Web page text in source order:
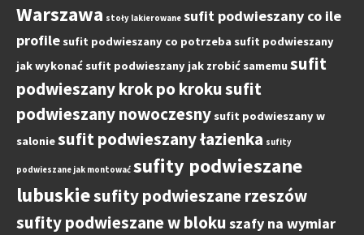
Warszawa stoły lakierowane sufit podwieszany co ile
profile sufit podwieszany co potrzeba sufit podwieszany
jak wykonać sufit podwieszany jak zrobić samemusufit
podwieszany krok po krokusufit
podwieszany nowoczesny sufit podwieszany w
saloniesufit podwieszany łazienka sufity
podwieszane jak montować sufity podwieszane
lubuskiesufity podwieszane rzeszów
sufity podwieszane w blokuszafy na wymiar